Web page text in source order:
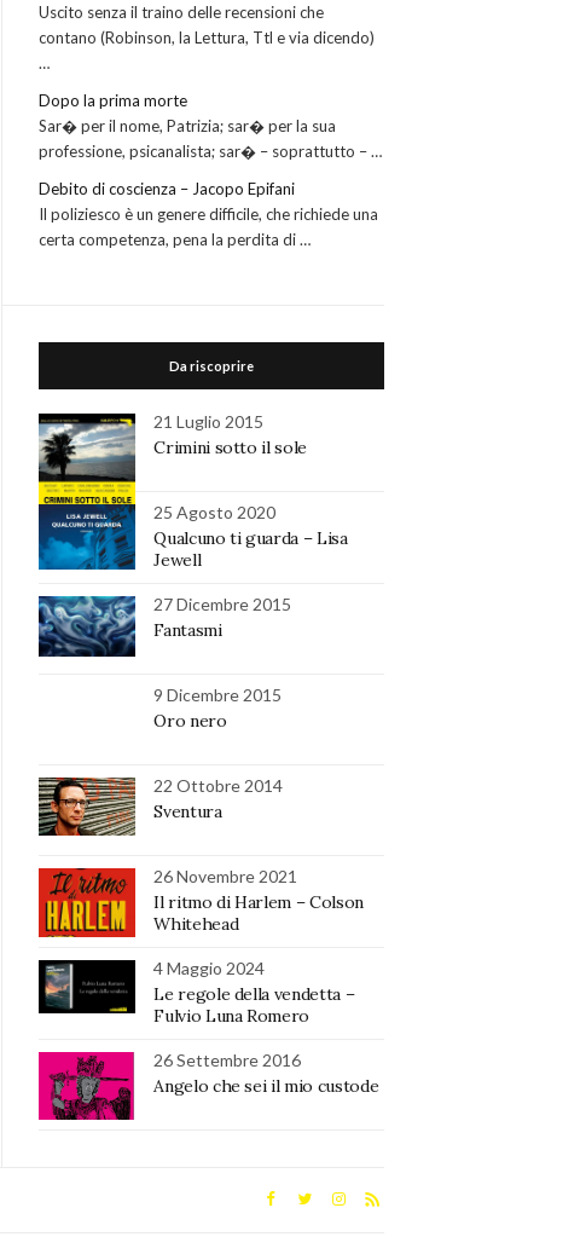
Uscito senza il traino delle recensioni che
contano (Robinson, la Lettura, Ttl e via dicendo)
…
Dopo la prima morte
Sar� per il nome, Patrizia; sar� per la sua
professione, psicanalista; sar� – soprattutto – …
Debito di coscienza – Jacopo Epifani
Il poliziesco è un genere difficile, che richiede una
certa competenza, pena la perdita di …
Da riscoprire
21 Luglio 2015
Crimini sotto il sole
25 Agosto 2020
Qualcuno ti guarda – Lisa
Jewell
27 Dicembre 2015
Fantasmi
9 Dicembre 2015
Oro nero
22 Ottobre 2014
Sventura
26 Novembre 2021
Il ritmo di Harlem – Colson
Whitehead
4 Maggio 2024
Le regole della vendetta –
Fulvio Luna Romero
26 Settembre 2016
Angelo che sei il mio custode